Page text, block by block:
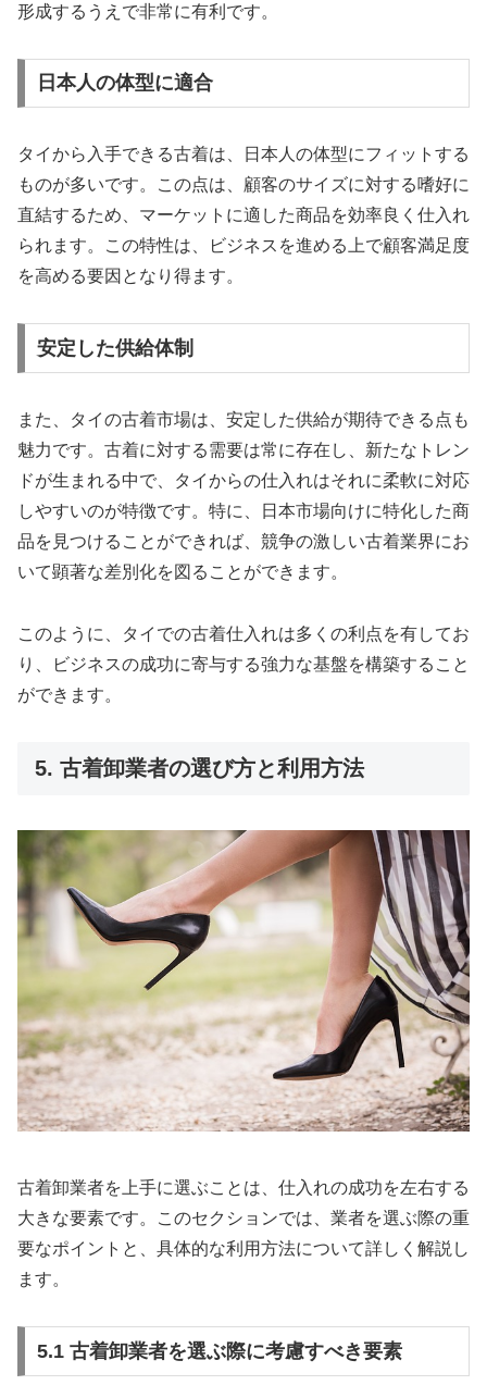
形成するうえで非常に有利です。
日本人の体型に適合
タイから入手できる古着は、日本人の体型にフィットする
ものが多いです。この点は、顧客のサイズに対する嗜好に
直結するため、マーケットに適した商品を効率良く仕入れ
られます。この特性は、ビジネスを進める上で顧客満足度
を高める要因となり得ます。
安定した供給体制
また、タイの古着市場は、安定した供給が期待できる点も
魅力です。古着に対する需要は常に存在し、新たなトレン
ドが生まれる中で、タイからの仕入れはそれに柔軟に対応
しやすいのが特徴です。特に、日本市場向けに特化した商
品を見つけることができれば、競争の激しい古着業界にお
いて顕著な差別化を図ることができます。
このように、タイでの古着仕入れは多くの利点を有してお
り、ビジネスの成功に寄与する強力な基盤を構築すること
ができます。
5. 古着卸業者の選び方と利用方法
古着卸業者を上手に選ぶことは、仕入れの成功を左右する
大きな要素です。このセクションでは、業者を選ぶ際の重
要なポイントと、具体的な利用方法について詳しく解説し
ます。
5.1 古着卸業者を選ぶ際に考慮すべき要素